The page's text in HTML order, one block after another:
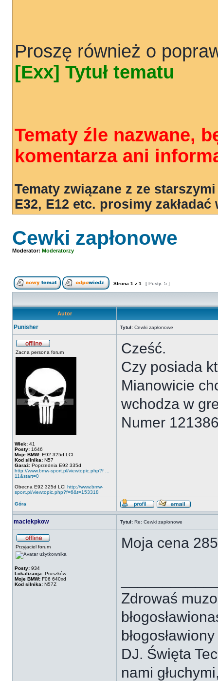
Proszę również o
[Exx] Tytuł tematu
Tematy źle nazwane,
komentarza ani
Tematy związane z ze
E32, E12 etc. prosimy
Cewki zapłonowe
Moderator: Moderatorzy
Strona 1 z 1 [ Posty: 5 ]
Autor
Punisher Tytuł: Cewki zapłonowe
Zacna persona forum
Wiek: 41
Posty: 1646
Moje BMW: E92 325d LCI
Kod silnika: N57
Garaż: Poprzednia E92 335d
http://www.bmw-sport.pl/viewtopic.php?f ...
11&start=0
Obecna E92 325d LCI http://www.bmw-
sport.pl/viewtopic.php?f=6&t=153318
Cześć.
Czy posiada
Mianowicie
wchodza w
Numer
Góra
maciekpkow Tytuł: Re: Cewki zapłonowe
Przyjaciel forum
Posty: 934
Lokalizacja: Pruszków
Moje BMW: F06 640xd
Kod silnika: N57Z
Moja cena
Zdrowaś
DJ. Święta
nami